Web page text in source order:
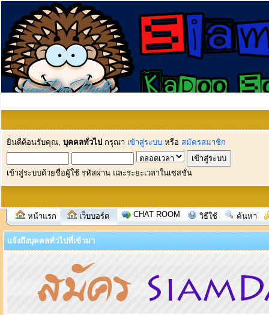
ยินดีต้อนรับคุณ, บุคคลทั่วไป กรุณา เข้าสู่ระบบ หรือ สมัครสมาชิก
เข้าสู่ระบบด้วยชื่อผู้ใช้ รหัสผ่าน และระยะเวลาในเซสชั่น
หน้าแรก เว็บบอร์ด CHAT ROOM วิธีใช้ ค้นหา
แจ้งถึงบุคคลทั่วไปที่เข้ามา